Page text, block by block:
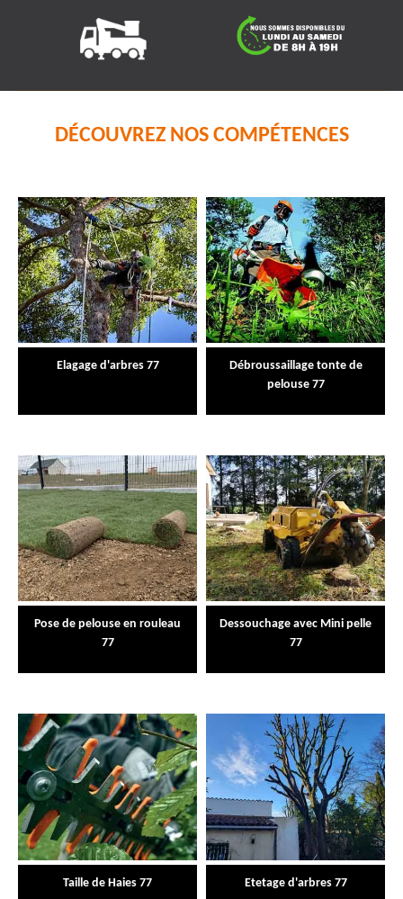
DÉCOUVREZ NOS COMPÉTENCES
Elagage d'arbres 77
Débroussaillage tonte de
pelouse 77
Pose de pelouse en rouleau
77
Dessouchage avec Mini pelle
77
Taille de Haies 77 Etetage d'arbres 77